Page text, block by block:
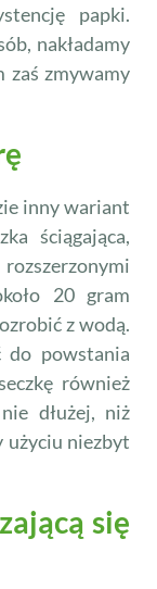
papki.
nakładamy
zaś zmywamy
inny wariant
ściągająca,
20 gram
z wodą.
do powstania
również
dłużej, niż
użyciu niezbyt
się